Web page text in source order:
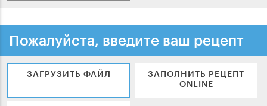
Пожалуйста, введите ваш рецепт
ЗАГРУЗИТЬ ФАЙЛ
ЗАПОЛНИТЬ РЕЦЕПТ
ONLINE